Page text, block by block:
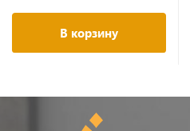
В корзину